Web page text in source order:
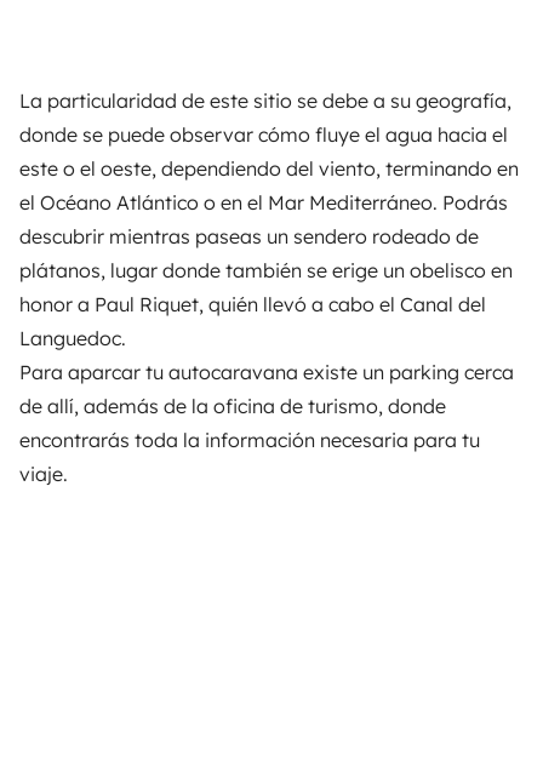
La particularidad de este sitio se debe a su geografía,
donde se puede observar cómo fluye el agua hacia el
este o el oeste, dependiendo del viento, terminando en
el Océano Atlántico o en el Mar Mediterráneo. Podrás
descubrir mientras paseas un sendero rodeado de
plátanos, lugar donde también se erige un obelisco en
honor a Paul Riquet, quién llevó a cabo el Canal del
Languedoc.
Para aparcar tu autocaravana existe un parking cerca
de allí, además de la oficina de turismo, donde
encontrarás toda la información necesaria para tu
viaje.